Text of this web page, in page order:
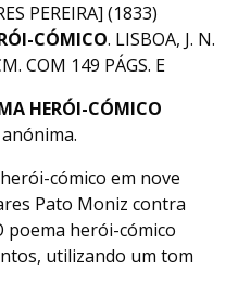
PEREIRA] (1833)
CÓMICO. LISBOA, J. N.
COM 149 PÁGS. E
HERÓI-CÓMICO
cómico em nove
Pato Moniz contra
poema herói-cómico
utilizando um tom